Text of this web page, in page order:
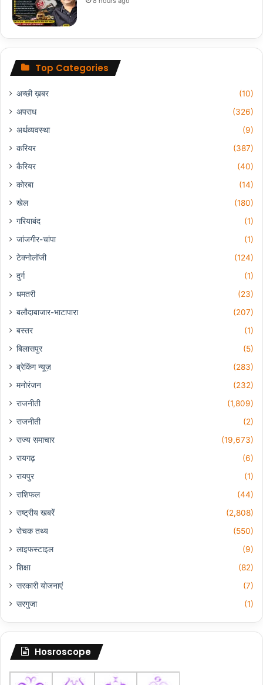
Top Categories
अच्छी ख़बर
(10)
अपराध
(326)
अर्थव्यवस्था
(9)
करियर
(387)
कैरियर
(40)
कोरबा
(14)
खेल
(180)
गरियाबंद
(1)
जांजगीर-चांपा
(1)
टेक्नोलॉजी
(124)
दुर्ग
(1)
धमतरी
(23)
बलौदाबाजार-भाटापारा
(207)
बस्तर
(1)
बिलासपुर
(5)
ब्रेकिंग न्यूज़
(283)
मनोरंजन
(232)
राजनीती
(1,809)
राजनीती
(2)
राज्य समाचार
(19,673)
रायगढ़
(6)
रायपुर
(1)
राशिफल
(44)
राष्ट्रीय खबरें
(2,808)
रोचक तथ्य
(550)
लाइफस्टाइल
(9)
शिक्षा
(82)
सरकारी योजनाएं
(7)
सरगुजा
(1)
Hosroscope